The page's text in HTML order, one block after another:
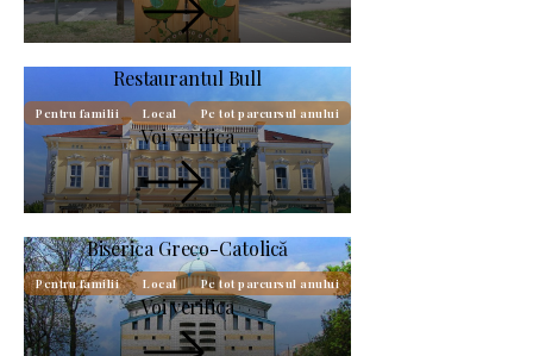
Restaurantul Bull
Pentru familii Local Pe tot parcursul anului
Voi verifica
Biserica Greco-Catolică
Pentru familii Local Pe tot parcursul anului
Voi verifica